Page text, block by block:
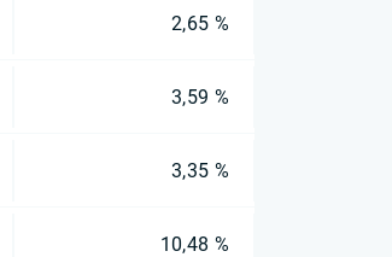
2,65 %
3,59 %
3,35 %
10,48 %